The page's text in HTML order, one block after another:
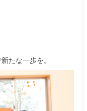
当
たな一歩を。